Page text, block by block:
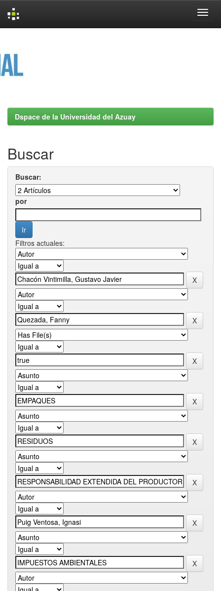
Dspace de la Universidad del Azuay
Buscar
Buscar:
por
Filtros actuales: